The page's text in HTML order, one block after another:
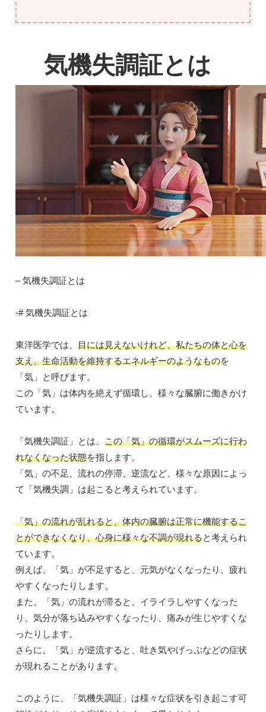
気機失調証とは
– 気機失調証とは
-# 気機失調証とは
東洋医学では、 目には見えないけれど、私たちの体と心を
支え、生命活動を維持するエネルギーのようなものを
「気」と呼びます。
この「気」は体内を絶えず循環し、様々な臓腑に働きかけ
ています。
「気機失調証」とは、 この「気」の循環がスムーズに行わ
れなくなった状態を指します。
「気」の不足、流れの停滞、逆流など、様々な原因によっ
て「気機失調」は起こると考えられています。
「気」の流れが乱れると、体内の臓腑は正常に機能するこ
とができなくなり、心身に様々な不調が現れると考えられ
ています。
例えば、「気」が不足すると、元気がなくなったり、疲れ
やすくなったりします。
また、「気」の流れが滞ると、イライラしやすくなった
り、気分が落ち込みやすくなったり、痛みが生じやすくな
ったりします。
さらに、「気」が逆流すると、吐き気やげっぷなどの症状
が現れることがあります。
このように、「気機失調証」は様々な症状を引き起こす可